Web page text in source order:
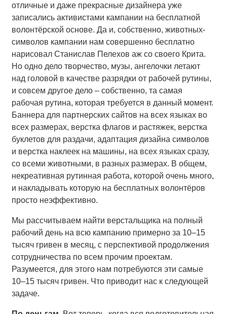
отличные и даже прекрасные дизайнера уже
записались активистами кампании на бесплатной
волонтёрской основе. Да и, собственно, животных-
символов кампании нам совершенно бесплатно
нарисовал Станислав Пелехов аж со своего Крита.
Но одно дело творчество, музы, ангелочки летают
над головой в качестве разрядки от рабочей рутины,
и совсем другое дело – собственно, та самая
рабочая рутина, которая требуется в данный момент.
Баннера для партнерских сайтов на всех языках во
всех размерах, верстка флагов и растяжек, верстка
буклетов для раздачи, адаптация дизайна символов
и верстка наклеек на машины, на всех языках сразу,
со всеми животными, в разных размерах. В общем,
некреативная рутинная работа, которой очень много,
и накладывать которую на бесплатных волонтёров
просто неэффективно.
Мы рассчитываем найти верстальщика на полный
рабочий день на всю кампанию примерно за 10–15
тысяч гривен в месяц, с перспективой продолжения
сотрудничества по всем прочим проектам.
Разумеется, для этого нам потребуются эти самые
10–15 тысяч гривен. Что приводит нас к следующей
задаче.